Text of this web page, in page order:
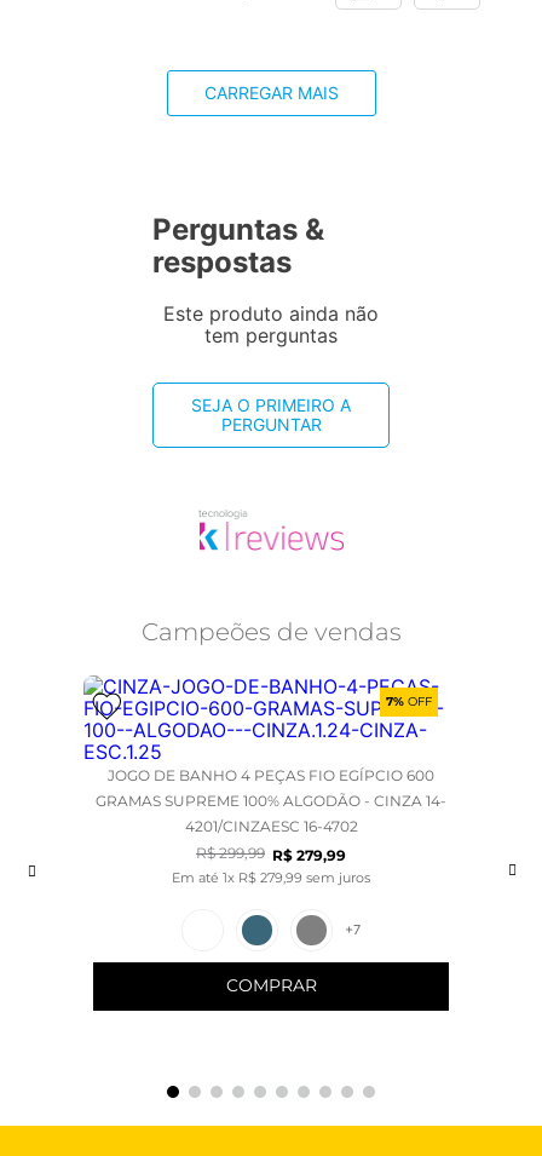
CARREGAR MAIS
Perguntas &
respostas
Este produto ainda não
tem perguntas
SEJA O PRIMEIRO A
PERGUNTAR
Campeões de vendas
7% OFF
JOGO DE BANHO 4 PEÇAS FIO EGÍPCIO 600
GRAMAS SUPREME 100% ALGODÃO - CINZA 14-
4201/CINZAESC 16-4702
R$ 299,99 R$ 279,99
Em até 1x R$ 279 99 sem juros
+7
COMPRAR